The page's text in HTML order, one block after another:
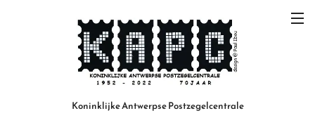
KoninklijkeAntwerpse Postzegelcentrale